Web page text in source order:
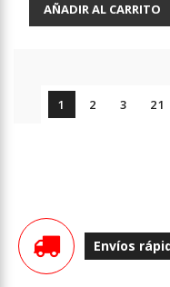
AÑADIR AL CARRITO
1 2 3 21
Envíos